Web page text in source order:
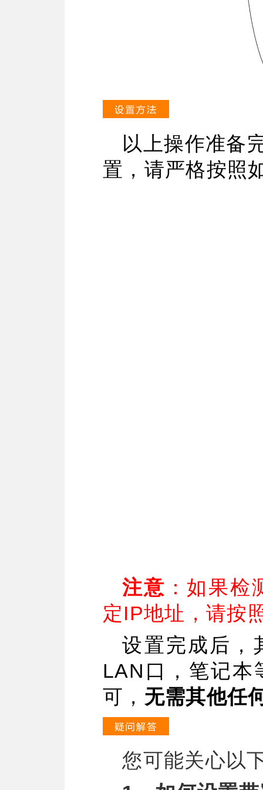
以上操作准备
置，请严格按照
注意 ：如果
定IP地址，请按
设置完成后，
LAN 口，笔记本
可， 无需其他任
您可能关心以